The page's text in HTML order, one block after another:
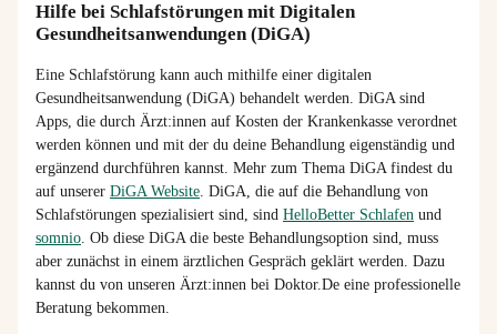
Hilfe bei Schlafstörungen mit Digitalen
Gesundheitsanwendungen (DiGA)
Eine Schlafstörung kann auch mithilfe einer digitalen
Gesundheitsanwendung (DiGA) behandelt werden. DiGA sind
Apps, die durch Ärzt:innen auf Kosten der Krankenkasse verordnet
werden können und mit der du deine Behandlung eigenständig und
ergänzend durchführen kannst. Mehr zum Thema DiGA findest du
auf unserer DiGA Website. DiGA, die auf die Behandlung von
Schlafstörungen spezialisiert sind, sind HelloBetter Schlafen und
somnio. Ob diese DiGA die beste Behandlungsoption sind, muss
aber zunächst in einem ärztlichen Gespräch geklärt werden. Dazu
kannst du von unseren Ärzt:innen bei Doktor.De eine professionelle
Beratung bekommen.